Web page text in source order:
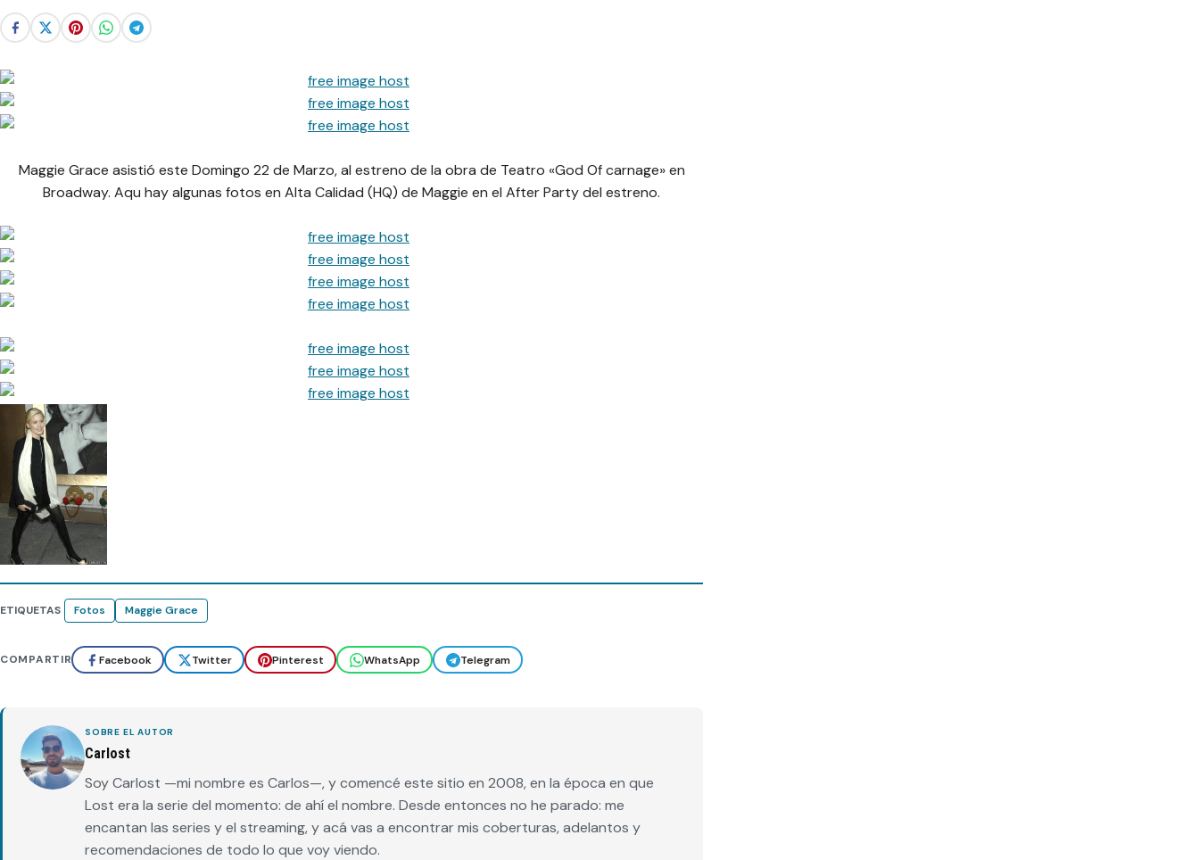
Maggie Grace asistió este Domingo 22 de Marzo, al estreno de la obra de Teatro «God Of carnage» en
Broadway. Aqu hay algunas fotos en Alta Calidad (HQ) de Maggie en el After Party del estreno.
ETIQUETAS Fotos Maggie Grace
COMPARTIR Facebook Twitter Pinterest WhatsApp Telegram
SOBRE EL AUTOR
Carlost
Soy Carlost —mi nombre es Carlos—, y comencé este sitio en 2008, en la época en que
Lost era la serie del momento: de ahí el nombre. Desde entonces no he parado: me
encantan las series y el streaming, y acá vas a encontrar mis coberturas, adelantos y
recomendaciones de todo lo que voy viendo.